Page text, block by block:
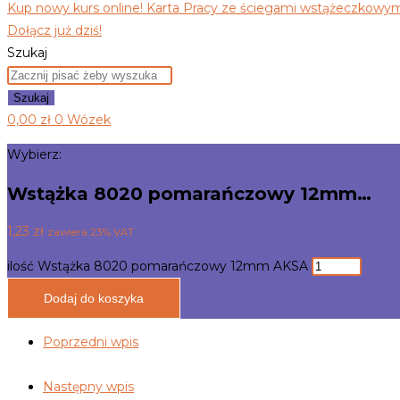
Kup nowy kurs online! Karta Pracy ze ściegami
Dołącz już dziś!
Szukaj
Szukaj
0,00 zł 0 Wózek
Wybierz:
Wstążka 8020 pomarańczowy 12mm…
1,23 zł zawiera 23% VAT
ilość Wstążka 8020 pomarańczowy 12mm AKSA
Dodaj do koszyka
Poprzedni wpis
Następny wpis